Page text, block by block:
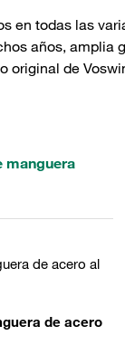
en todas las
años, amplia
original de
manguera
de acero al
de acero